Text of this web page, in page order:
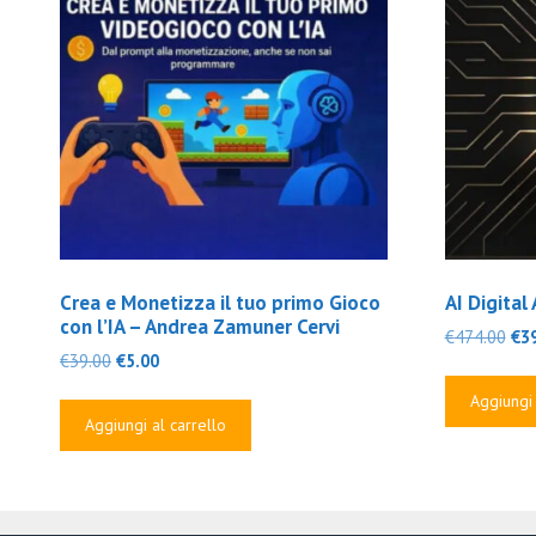
Crea e Monetizza il tuo primo Gioco
con l’IA – Andrea Zamuner Cervi
€39.00 Il
era:
€5.00Il
è:
Aggiungi al carrello
AI Digital
€474.00 Il
era:
€